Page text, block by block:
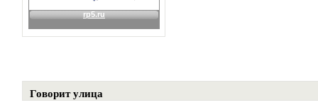
Говорит улица